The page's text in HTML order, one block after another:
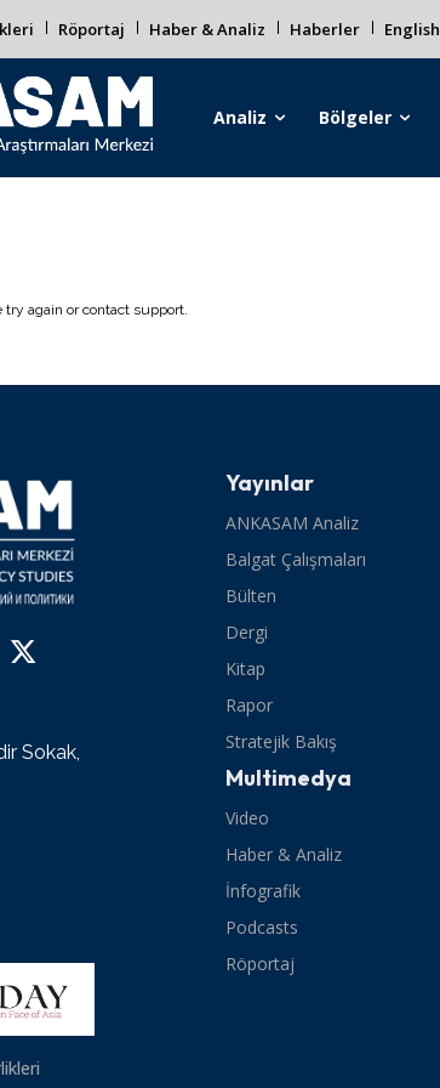
Röportaj Haber & Analiz Haberler English
Analiz Bölgeler
again or contact support.
Sokak,
Yayınlar
ANKASAM Analiz
Balgat Çalışmaları
Bülten
Dergi
Kitap
Rapor
Stratejik Bakış
Multimedya
Video
Haber & Analiz
İnfografik
Podcasts
Röportaj